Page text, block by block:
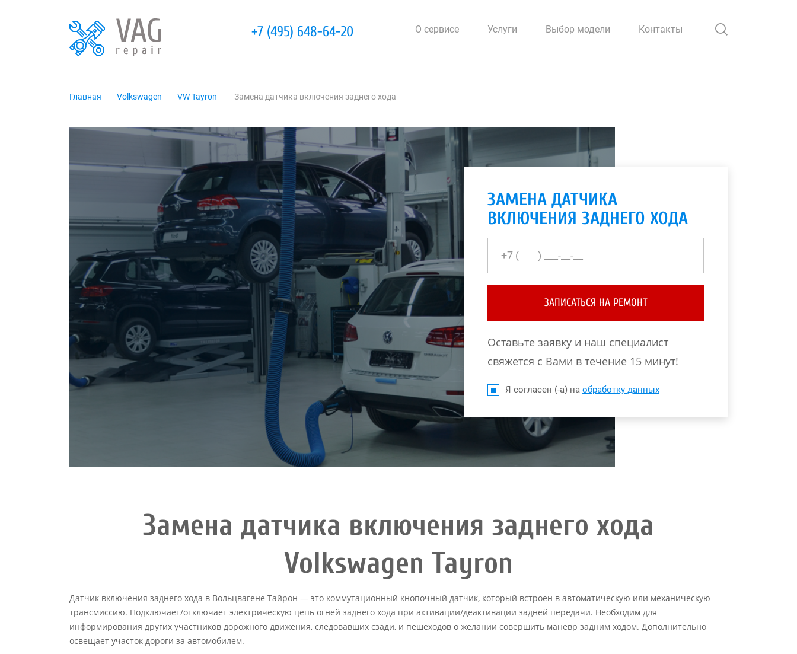
+7 (495) 648-64-20 О сервисе Услуги Выбор модели Контакты
Главная Volkswagen VW Tayron Замена датчика включения заднего хода
ЗАМЕНА ДАТЧИКА
ВКЛЮЧЕНИЯ ЗАДНЕГО ХОДА
ЗАПИСАТЬСЯ НА РЕМОНТ
Оставьте заявку и наш специалист
свяжется с Вами в течение 15 минут!
Я согласен (-а) на обработку данных
Замена датчика включения заднего хода
Volkswagen Tayron
Датчик включения заднего хода в Вольцвагене Тайрон — это коммутационный кнопочный датчик, который встроен в автоматическую или механическую
трансмиссию. Подключает/отключает электрическую цепь огней заднего хода при активации/деактивации задней передачи. Необходим для
информирования других участников дорожного движения, следовавших сзади, и пешеходов о желании совершить маневр задним ходом. Дополнительно
освещает участок дороги за автомобилем.